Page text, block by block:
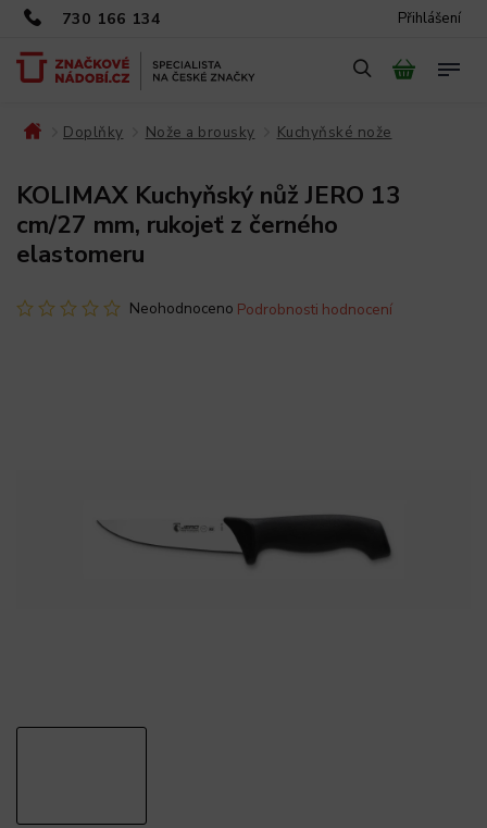
730 166 134 Přihlášení
Doplňky Nože a brousky Kuchyňské nože
KOLIMAX Kuchyňský nůž JERO 13
cm/27 mm, rukojeť z černého
elastomeru
Neohodnoceno Podrobnosti hodnocení